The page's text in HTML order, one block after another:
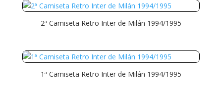
2ª Camiseta Retro Inter de Milán 1994/1995
1ª Camiseta Retro Inter de Milán 1994/1995